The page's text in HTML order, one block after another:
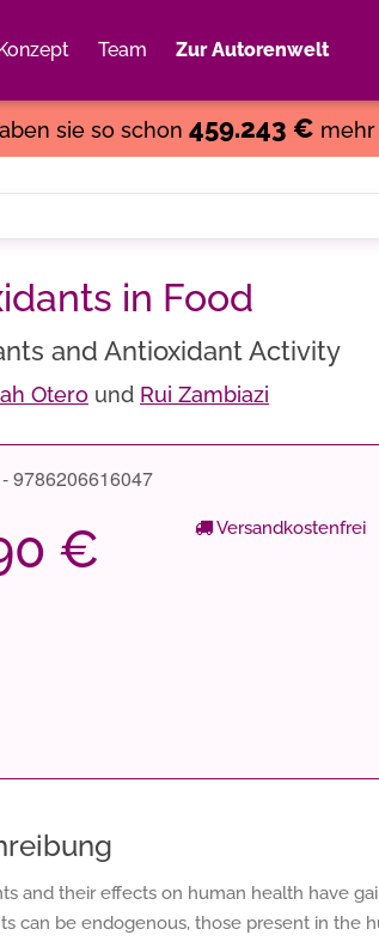
Team Zur Autorenwelt
sie so schon 459.243 €
in Food
and Antioxidant Activity
Otero und Rui Zambiazi
9786206616047
€ Versandkostenfrei
and their effects on human health have
can be endogenous, those present in the